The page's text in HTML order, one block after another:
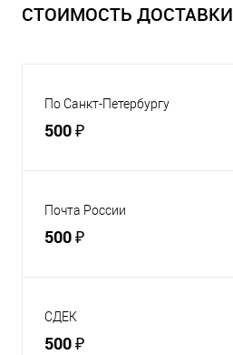
СТОИМОСТЬ ДОСТАВКИ
По Санкт-Петербургу
500 ₽
Почта России
500 ₽
СДЕК
500 ₽